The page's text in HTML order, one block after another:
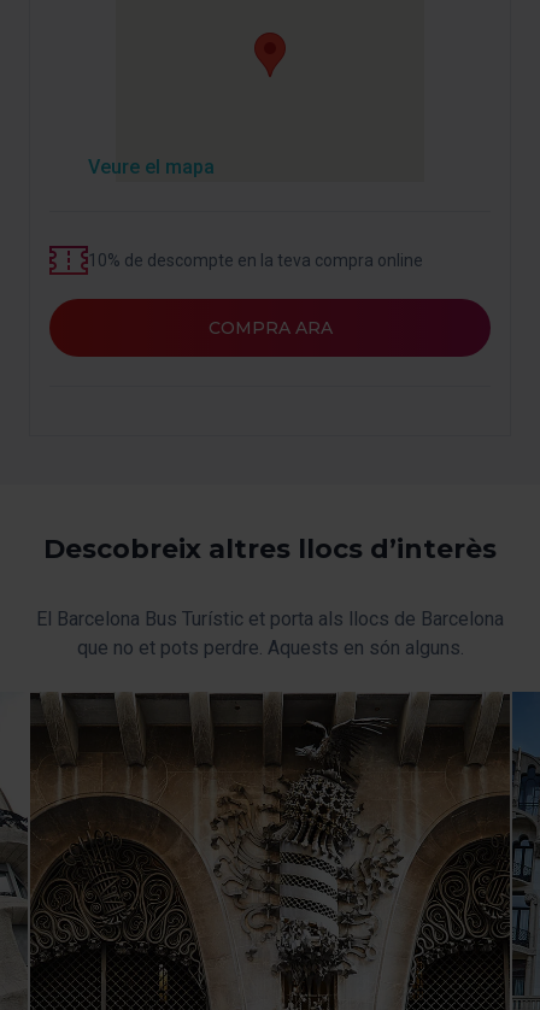
opcions de navegació (com ara l’idioma) i milloren la teva
Política de cookies
“Gestor de cookies”, que trobaràs al menú de la part
Veure el mapa
10% de descompte en la teva compra online
COMPRA ARA
Descobreix altres llocs d’interès
El Barcelona Bus Turístic et porta als llocs de Barcelona
que no et pots perdre. Aquests en són alguns.